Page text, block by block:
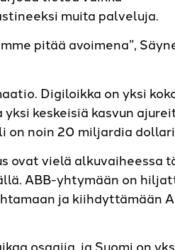
muita palveluja.
pitää avoimena”,
Digiloikka on yksi
keskeisiä kasvun
noin 20 miljardia
ovat vielä alkuvaiheessa
ABB-yhtymään on
ja kiihdyttämään
osaajia, ja Suomi on